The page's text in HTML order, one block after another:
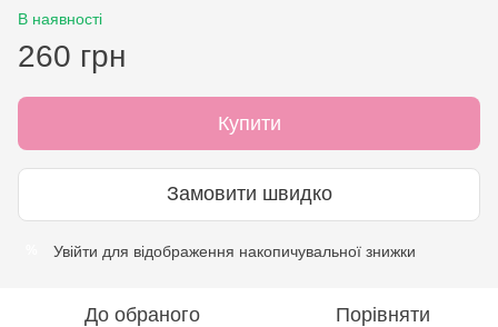
В наявності
260 грн
Купити
Замовити швидко
Увійти для відображення накопичувальної знижки
До обраного Порівняти